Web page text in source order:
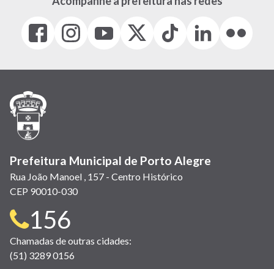
Facebook
(link
em
janela)
Instagram
(link
em
(link
em
(Antigo
(link
Tiktok
(link
em
LinkedIn
(link
em
(link
em
Prefeitura Municipal de Porto Alegre
Rua João Manoel , 157 - Centro Histórico
CEP 90010-030
Telefone
para
156
Chamadas de outras cidades:
(51) 3289 0156